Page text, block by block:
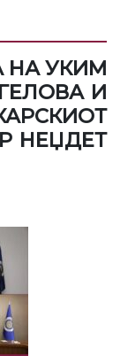
НА УКИМ
И
НЕЏДЕТ